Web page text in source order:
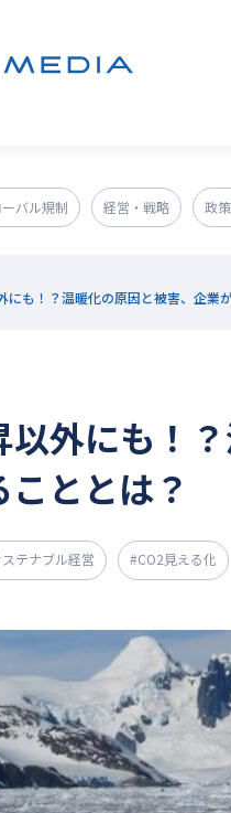
バル規制 経営・戦略 政
にも！？温暖化の原因と被害、企業
以外にも！
ととは？
テナブル経営 #CO2見える化